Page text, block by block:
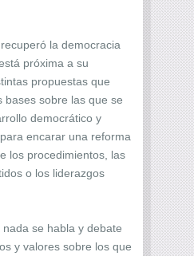
la democracia
próxima a su
propuestas que
bases sobre las que se
democrático y
encarar una reforma
los procedimientos, las
o los liderazgos
se habla y debate
y valores sobre los que